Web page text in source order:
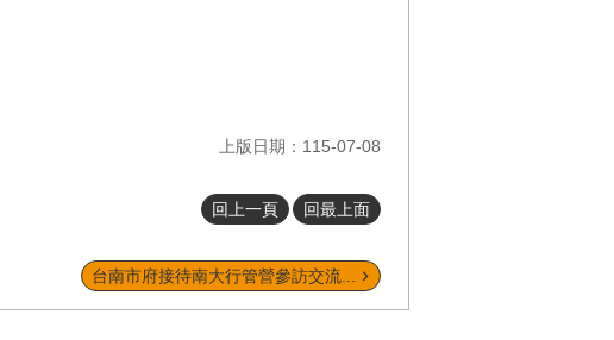
上版日期：115-07-08
回上一頁 回最上面
台南市府接待南大行管營參訪交流...